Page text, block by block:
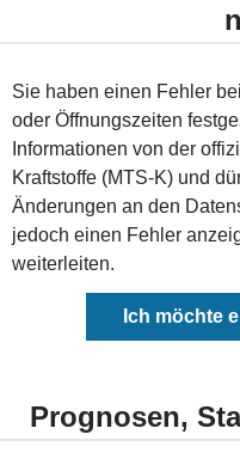
Sie haben einen Fehler
oder Öffnungszeiten
Informationen von der
Kraftstoffe (MTS-K) und
Änderungen an den
jedoch einen Fehler
weiterleiten.
Ich möchte
Prognosen,